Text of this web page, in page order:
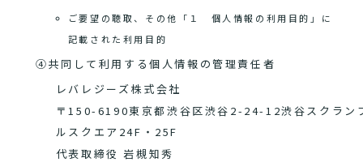
ご要望の聴取、その他「１ 個人情報の利用目的」に
記載された利用目的
④共同して利用する個人情報の管理責任者
レバレジーズ株式会社
〒150-6190東京都渋谷区渋谷2-24-12渋谷スクラン
ルスクエア24F・25F
代表取締役 岩槻知秀